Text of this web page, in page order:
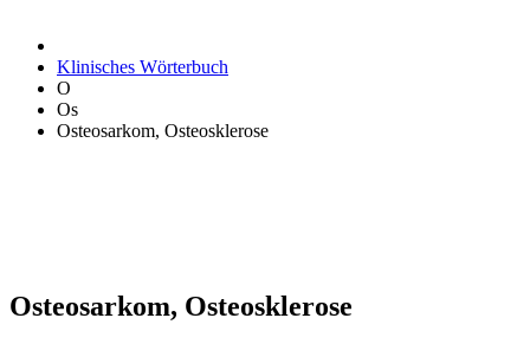
Klinisches Wörterbuch
O
Os
Osteosarkom, Osteosklerose
Osteosarkom, Osteosklerose